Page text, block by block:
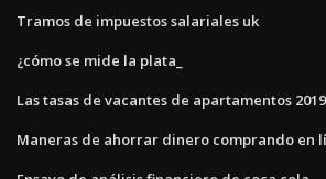
Tramos de impuestos salariales uk
¿cómo se mide la plata_
Las tasas de vacantes de apartamentos 2019
Maneras de ahorrar dinero comprando en